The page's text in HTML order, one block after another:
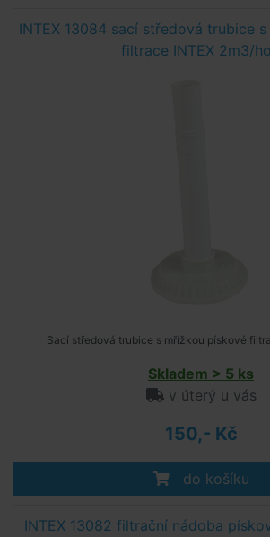
INTEX 13084 sací středová trubice
filtrace INTEX 2m3/
Sací středová trubice s mřížkou pískové
Skladem > 5 ks
v úterý u vás
150,- Kč
do košíku
INTEX 13082 filtrační nádoba